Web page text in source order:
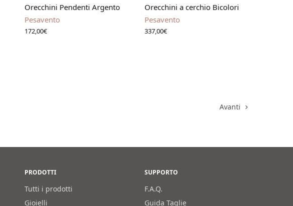
Orecchini Pendenti Argento
Pesavento
172,00€
Orecchini a cerchio Bicolori
Pesavento
337,00€
Avanti
PRODOTTI
Tutti i prodotti
Gioielli
SUPPORTO
F.A.Q.
Guida Taglie